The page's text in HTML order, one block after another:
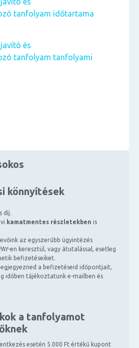
könnyítések
díj.
kamatmentes részletekben is
az egyszerűbb ügyintézés
en keresztül, vagy átutalással, esetleg
befizetéseiket.
a befizetéseid időpontjait,
időben tájékoztatunk e-mailben és
a tanfolyamot
esetén 5.000 Ft értékű kupont
tanfolyam időtartama
és
tanfolyam tanfolyami